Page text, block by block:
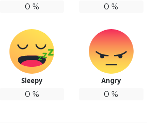
0 % 0 %
Sleepy
0 %
Angry
0 %